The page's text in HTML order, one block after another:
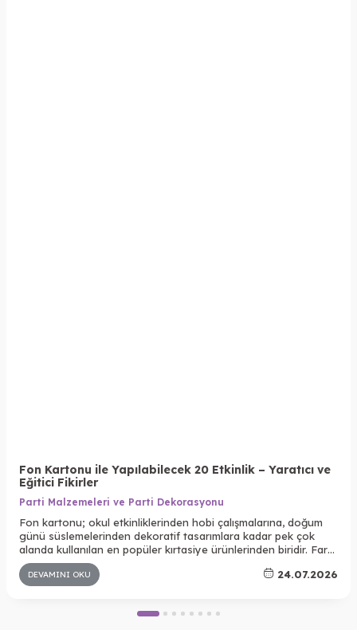
Fon Kartonu ile Yapılabilecek 20 Etkinlik – Yaratıcı ve
Eğitici Fikirler
Parti Malzemeleri ve Parti Dekorasyonu
Fon kartonu; okul etkinliklerinden hobi çalışmalarına, doğum
günü süslemelerinden dekoratif tasarımlara kadar pek çok
alanda kullanılan en popüler kırtasiye ürünlerinden biridir. Farklı
renk seçenekleri, kolay kesilebilmesi ve dayanıklı yapısı
sayesinde hem çocuklar hem de yetişkinler için yaratıcı
projelerin vazgeçilmez malzemelerinden biridir.
DEVAMINI OKU 24.07.2026